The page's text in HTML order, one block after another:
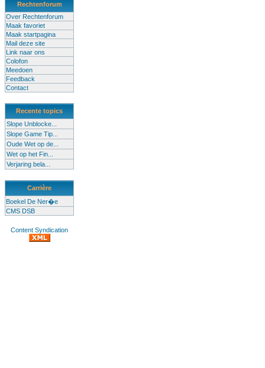
Rechtenforum
Over Rechtenforum
Maak favoriet
Maak startpagina
Mail deze site
Link naar ons
Colofon
Meedoen
Feedback
Contact
Recente topics
Slope Unblocke...
Slope Game Tip...
Oude Wet op de...
Wet op het Fin...
Verjaring bela...
Carrière
Boekel De Ner�e
CMS DSB
Content Syndication